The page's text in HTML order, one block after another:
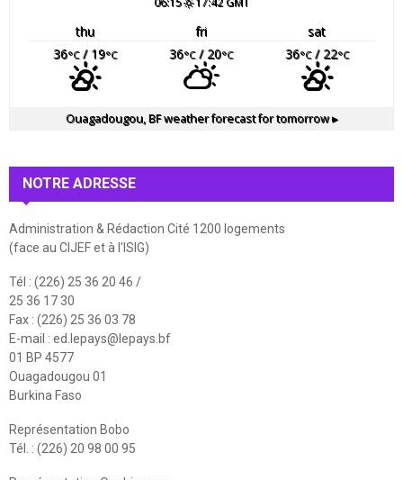
thu fri
sat
36°C/ 19°C 36°C/ 20°C 36°C/ 22°C
Ouagadougou, BFweather forecast for tomorrow ▸
NOTRE ADRESSE
Administration & Rédaction Cité 1200 logements
(face au CIJEF et à l'ISIG)
Tél : (226) 25 36 20 46 /
25 36 17 30
Fax : (226) 25 36 03 78
E-mail : ed.lepays@lepays.bf
01 BP 4577
Ouagadougou 01
Burkina Faso
Représentation Bobo
Tél. : (226) 20 98 00 95